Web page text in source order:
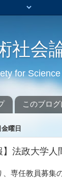
社会
for
このブロ
曜日
】法政大学
専任教員募集